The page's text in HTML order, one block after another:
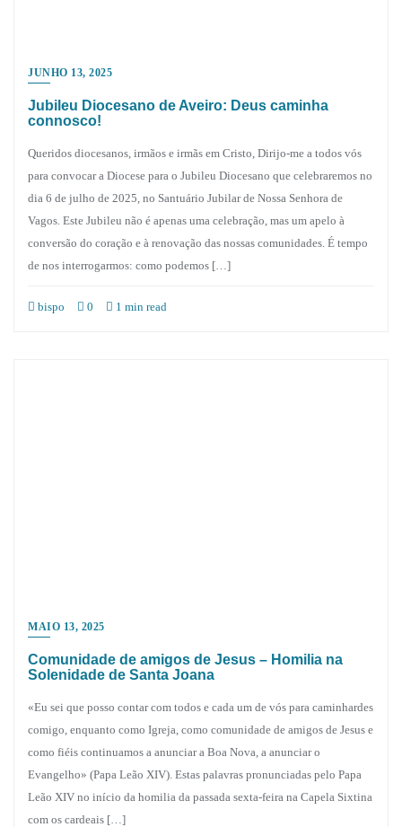
JUNHO 13, 2025
Jubileu Diocesano de Aveiro: Deus caminha
connosco!
Queridos diocesanos, irmãos e irmãs em Cristo, Dirijo-me a todos vós
para convocar a Diocese para o Jubileu Diocesano que celebraremos no
dia 6 de julho de 2025, no Santuário Jubilar de Nossa Senhora de
Vagos. Este Jubileu não é apenas uma celebração, mas um apelo à
conversão do coração e à renovação das nossas comunidades. É tempo
de nos interrogarmos: como podemos […]
bispo 0 1 min read
MAIO 13, 2025
Comunidade de amigos de Jesus – Homilia na
Solenidade de Santa Joana
«Eu sei que posso contar com todos e cada um de vós para caminhardes
comigo, enquanto como Igreja, como comunidade de amigos de Jesus e
como fiéis continuamos a anunciar a Boa Nova, a anunciar o
Evangelho» (Papa Leão XIV). Estas palavras pronunciadas pelo Papa
Leão XIV no início da homilia da passada sexta-feira na Capela Sixtina
com os cardeais […]